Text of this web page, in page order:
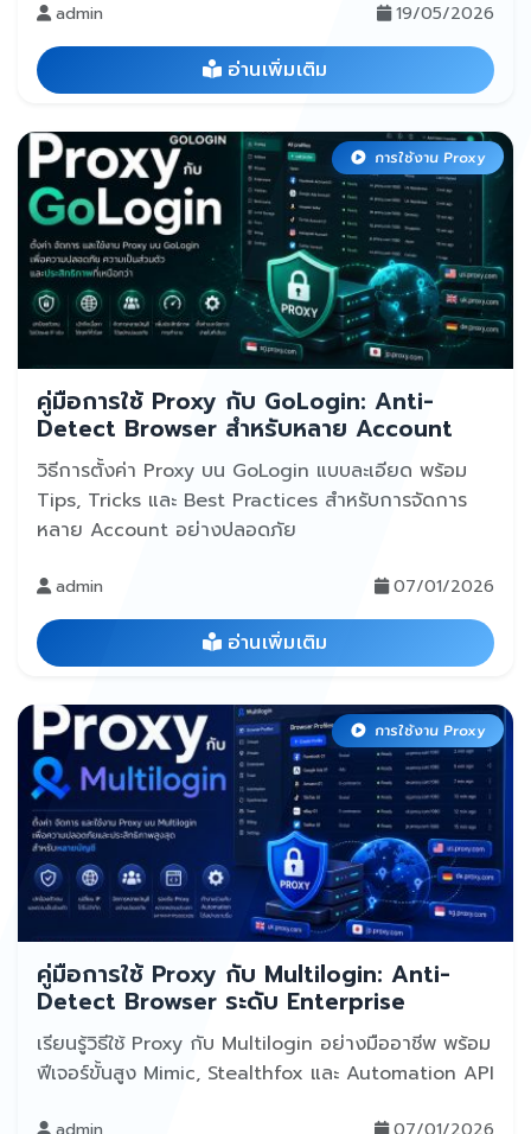
admin 19/05/2026
อ่านเพิ่มเติม
การใช้งาน Proxy
คู่มือการใช้ Proxy กับ GoLogin: Anti-
Detect Browser สำหรับหลาย Account
วิธีการตั้งค่า Proxy บน GoLogin แบบละเอียด พร้อม
Tips, Tricks และ Best Practices สำหรับการจัดการ
หลาย Account อย่างปลอดภัย
admin 07/01/2026
อ่านเพิ่มเติม
การใช้งาน Proxy
คู่มือการใช้ Proxy กับ Multilogin: Anti-
Detect Browser ระดับ Enterprise
เรียนรู้วิธีใช้ Proxy กับ Multilogin อย่างมืออาชีพ พร้อม
ฟีเจอร์ขั้นสูง Mimic, Stealthfox และ Automation API